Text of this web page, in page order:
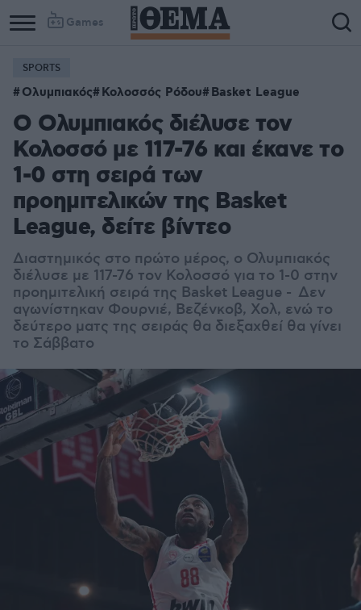
Games
SPORTS
Ολυμπιακός Κολοσσός Ρόδου Basket League
Ο Ολυμπιακός διέλυσε τον
Κολοσσό με 117-76 και έκανε το
1-0 στη σειρά των
προημιτελικών της Basket
League, δείτε βίντεο
Διαστημικός στο πρώτο μέρος, ο Ολυμπιακός
διέλυσε με 117-76 τον Κολοσσό για το 1-0 στην
προημιτελική σειρά της Basket League - Δεν
αγωνίστηκαν Φουρνιέ, Βεζένκοβ, Χολ, ενώ το
δεύτερο ματς της σειράς θα διεξαχθεί θα γίνει
το Σάββατο